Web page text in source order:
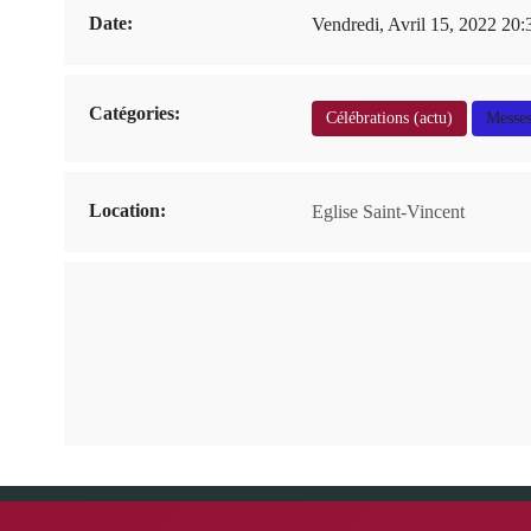
Date: Vendredi, Avril 15, 2022
Catégories: Célébrations (actu)
Location: Eglise Saint-Vincent